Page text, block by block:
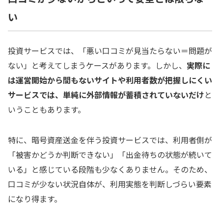
い
投資サービスでは、「悪い口コミが見当たらない＝問題が
ない」と考えてしまうケースがあります。しかし、 実際に
は運営開始から間もないサイトや利用者数が把握しにくい
サービスでは、単純に外部情報が蓄積されていないだけと
いうこともあります。
特に、暗号資産送金を伴う投資サービスでは、利用者側が
「被害かどうか判断できない」「出金待ちの状態が続いて
いる」と感じている段階も少なくありません。そのため、
口コミが少ない状況自体が、利用実態を判断しづらい要素
になり得ます。